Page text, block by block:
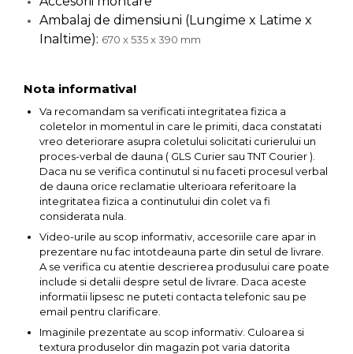
Lacate & Incuietori
Scripete Manual
transport marfa
Perie de Sarma
Capsator Manual
Poansoane Cifre & Litere
Bormasina
Nicovala fierarie
Chei
Scari
Protectia Muncii
Multidetector
Ambalaj de dimensiuni (Lungime x Latime x
Inaltime): 670 x 535 x 390 mm
Nota informativa!
Va recomandam sa verificati integritatea fizica a
coletelor in momentul in care le primiti, daca constatati
vreo deteriorare asupra coletului solicitati curierului un
proces-verbal de dauna ( GLS Curier sau TNT Courier ).
Daca nu se verifica continutul si nu faceti procesul verbal
de dauna orice reclamatie ulterioara referitoare la
integritatea fizica a continutului din colet va fi
considerata nula.
Video-urile au scop informativ, accesoriile care apar in
prezentare nu fac intotdeauna parte din setul de livrare.
A se verifica cu atentie descrierea produsului care poate
include si detalii despre setul de livrare. Daca aceste
informatii lipsesc ne puteti contacta telefonic sau pe
email pentru clarificare.
Imaginile prezentate au scop informativ. Culoarea si
textura produselor din magazin pot varia datorita